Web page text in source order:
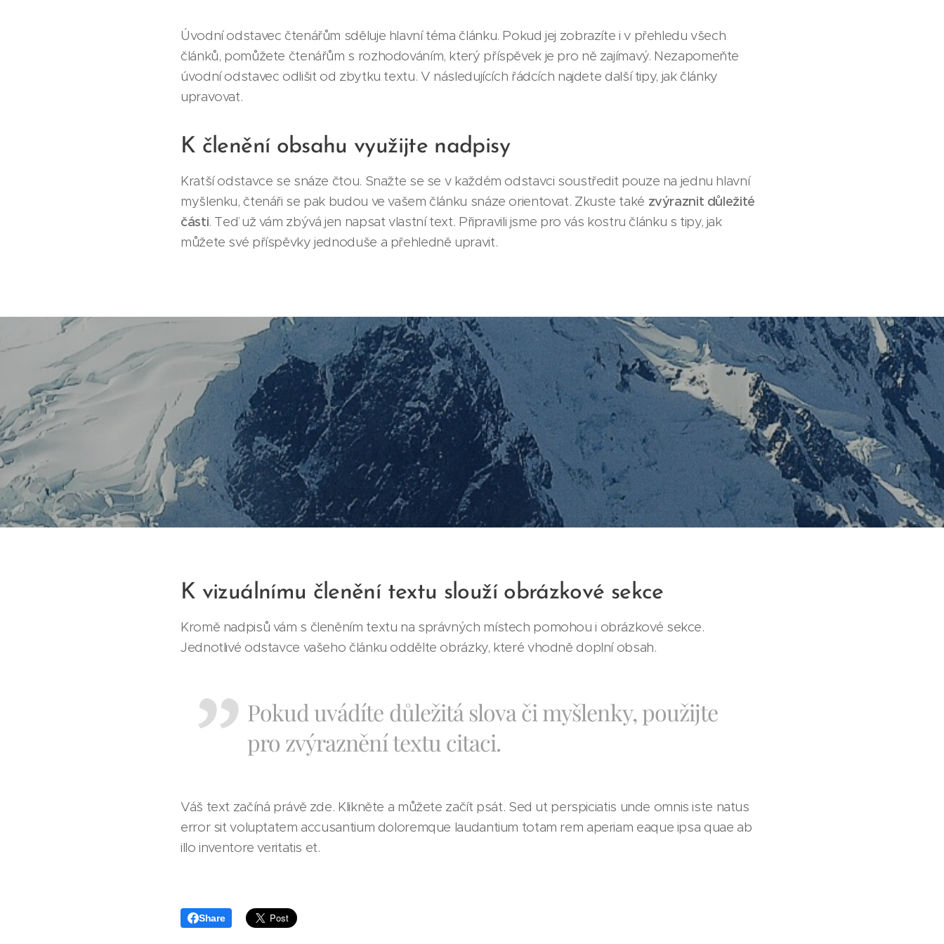
Úvodní odstavec čtenářům sděluje hlavní téma článku. Pokud jej zobrazíte i v přehledu všech
článků, pomůžete čtenářům s rozhodováním, který příspěvek je pro ně zajímavý. Nezapomeňte
úvodní odstavec odlišit od zbytku textu. V následujících řádcích najdete další tipy, jak články
upravovat.
K členění obsahu využijte nadpisy
Kratší odstavce se snáze čtou. Snažte se se v každém odstavci soustředit pouze na jednu hlavní
myšlenku, čtenáři se pak budou ve vašem článku snáze orientovat. Zkuste také zvýraznit důležité
části. Teď už vám zbývá jen napsat vlastní text. Připravili jsme pro vás kostru článku s tipy, jak
můžete své příspěvky jednoduše a přehledně upravit.
K vizuálnímu členění textu slouží obrázkové sekce
Kromě nadpisů vám s členěním textu na správných místech pomohou i obrázkové sekce.
Jednotlivé odstavce vašeho článku oddělte obrázky, které vhodně doplní obsah.
Pokud uvádíte důležitá slova či myšlenky, použijte
pro zvýraznění textu citaci.
Váš text začíná právě zde. Klikněte a můžete začít psát. Sed ut perspiciatis unde omnis iste natus
error sit voluptatem accusantium doloremque laudantium totam rem aperiam eaque ipsa quae ab
illo inventore veritatis et.
Share